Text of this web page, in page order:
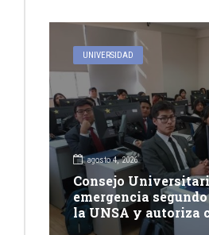
UNIVERSIDAD
agosto 4, 2026
Consejo
emergencia
la UNSA y autoriza
excepcional de